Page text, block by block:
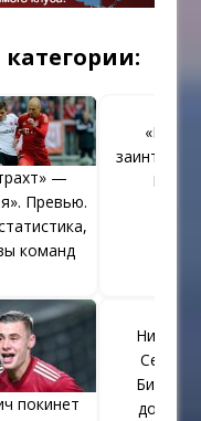
—
Превью.
команд
покинет